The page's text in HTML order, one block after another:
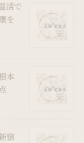
活で
を
本
宿